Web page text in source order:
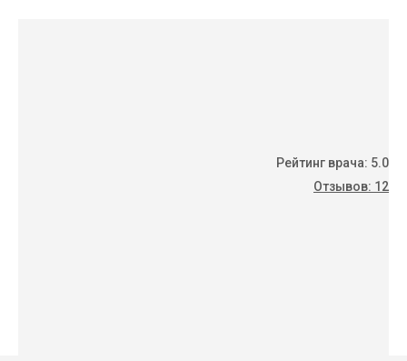
Рейтинг врача: 5.0
Отзывов: 12